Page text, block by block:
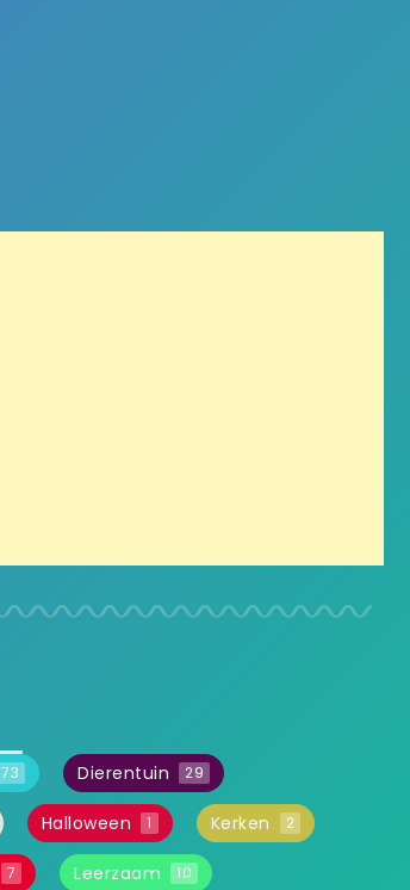
73 Dierentuin 29
Halloween 1 Kerken 2
7 Leerzaam 10